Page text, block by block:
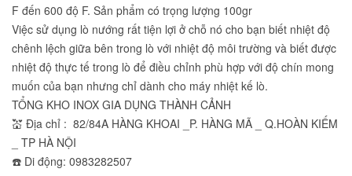
F đến 600 độ F. Sản phẩm có trọng lượng 100gr
Việc sử dụng lò nướng rất tiện lợi ở chỗ nó cho bạn biết nhiệt độ
chênh lệch giữa bên trong lò với nhiệt độ môi trường và biết được
nhiệt độ thực tế trong lò để điều chỉnh phù hợp với độ chín mong
muốn của bạn nhưng chỉ dành cho máy nhiệt kế lò.
TỔNG KHO INOX GIA DỤNG THÀNH CẢNH
💒 Địa chỉ : 82/84A HÀNG KHOAI _P. HÀNG MÃ _ Q.HOÀN KIẾM
_ TP HÀ NỘI
☎️ Di động: 0983282507